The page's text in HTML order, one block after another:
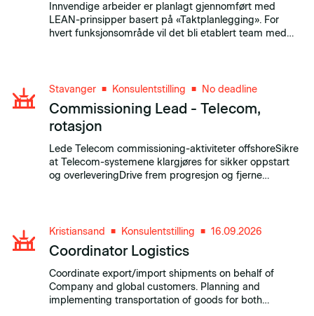
Innvendige arbeider er planlagt gjennomført med
LEAN-prinsipper basert på «Taktplanlegging». For
hvert funksjonsområde vil det bli etablert team med
Stavanger ■ Konsulentstilling ■ No deadline
Commissioning Lead - Telecom,
rotasjon
Lede Telecom commissioning-aktiviteter offshoreSikre
at Telecom-systemene klargjøres for sikker oppstart
og overleveringDrive frem progresjon og fjerne
Kristiansand ■ Konsulentstilling ■ 16.09.2026
Coordinator Logistics
Coordinate export/import shipments on behalf of
Company and global customers. Planning and
implementing transportation of goods for both